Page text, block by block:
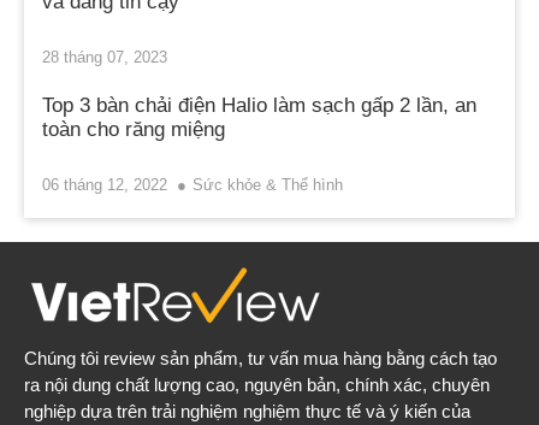
28 tháng 07, 2023
Top 3 bàn chải điện Halio làm sạch gấp 2 lần, an
toàn cho răng miệng
06 tháng 12, 2022 Sức khỏe & Thể hình
Chúng tôi review sản phẩm, tư vấn mua hàng bằng cách tạo
ra nội dung chất lượng cao, nguyên bản, chính xác, chuyên
nghiệp dựa trên trải nghiệm nghiệm thực tế và ý kiến của